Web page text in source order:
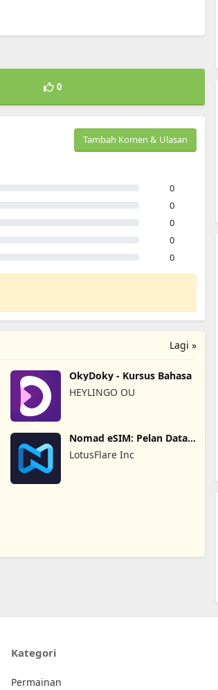
0
Tambah Komen & Ulasan
0
0
0
0
0
Lagi »
OkyDoky - Kursus Bahasa
HEYLINGO OU
Nomad eSIM: Pelan Data
Prepaid
LotusFlare Inc
Kategori
Permainan